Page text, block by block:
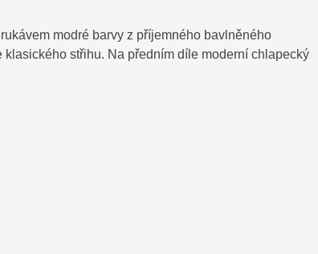
modré barvy z příjemného bavlněného
střihu. Na předním díle moderní chlapecký